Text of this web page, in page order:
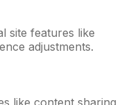
site features like
adjustments.